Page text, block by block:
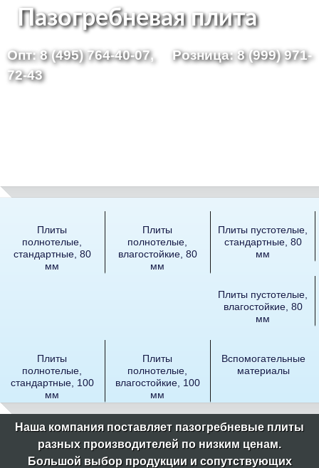
Перейти
основному
Пазогребневая плита
Опт: 8 (495) 764-40-07,
Розница: 8 (999) 971-
72-43
Плиты
полнотелые,
стандартные, 80
мм
Плиты
полнотелые,
влагостойкие, 80
мм
Плиты пустотелые,
стандартные, 80
мм
Плиты пустотелые,
влагостойкие, 80
мм
Плиты
полнотелые,
стандартные, 100
мм
Плиты
полнотелые,
влагостойкие, 100
мм
Вспомогательные
материалы
Наша компания поставляет пазогребневые плиты
разных производителей по низким ценам.
Большой выбор продукции и сопутствующих